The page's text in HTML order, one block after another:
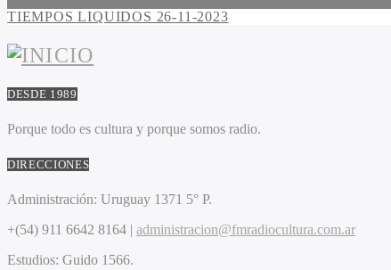
TIEMPOS LIQUIDOS 26-11-2023
DESDE 1989
Porque todo es cultura y porque somos radio.
DIRECCIONES
Administración: Uruguay 1371 5° P.
+(54) 911 6642 8164 | administracion@fmradiocultura.com.ar
Estudios: Guido 1566.